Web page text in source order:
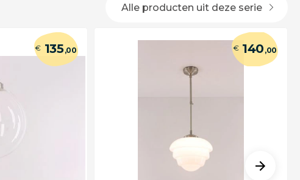
Alle producten uit deze serie
€ 135,00 €140 ,00